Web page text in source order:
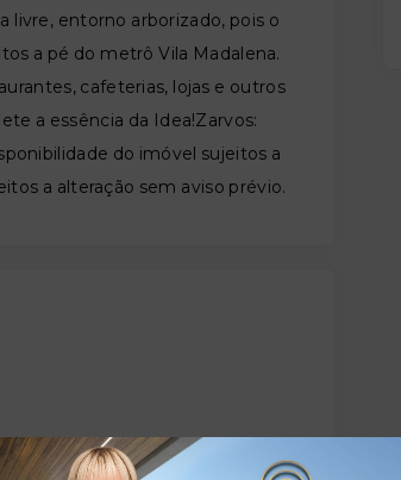
livre, entorno arborizado, pois o
a pé do metrô Vila Madalena.
cafeterias, lojas e outros
a essência da Idea!Zarvos:
do imóvel sujeitos a
a alteração sem aviso prévio.